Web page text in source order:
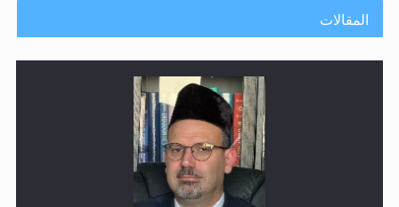
اليوم الوطني الرياضي لمجلس أنصار الله في هولندا
المقالات